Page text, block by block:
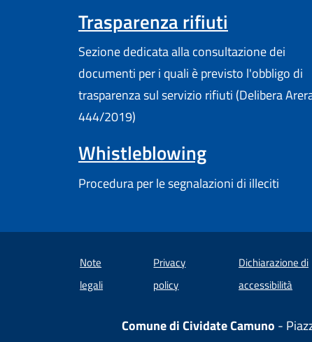
Trasparenza rifiuti
Sezione dedicata alla consultazione dei
documenti per i quali è previsto l'obbligo di
trasparenza sul servizio rifiuti (Delibera
444/2019)
Whistleblowing
Procedura per le segnalazioni di illeciti
Note
legali
Privacy
policy
Dichiarazione di
accessibilità
Comune di Cividate Camuno -